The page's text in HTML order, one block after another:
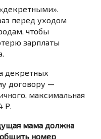
перед уходом
чтобы
зарплаты
декретных
договору —
максимальная
Р.
мама должна
номер